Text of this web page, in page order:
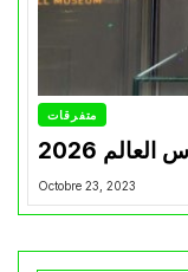
متفرقات
2026
Octobre 23, 2023